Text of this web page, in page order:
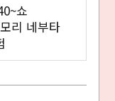
쇼
리 네부타